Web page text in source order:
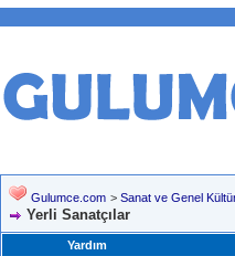
Gulumce.com > Sanat ve Genel
Yerli Sanatçılar
Yardım